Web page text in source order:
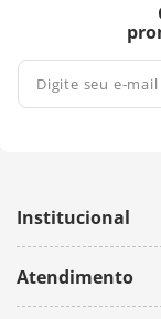
Institucional
Trabalhe Conosco
Política de Privacidade
Atendimento